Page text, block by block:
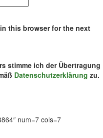
this browser for the next
stimme ich der Übertragung
Datenschutzerklärung zu.
num=7 cols=7